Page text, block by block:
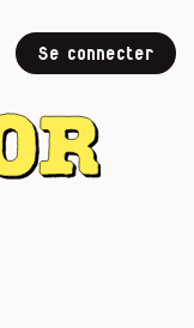
Se connecter